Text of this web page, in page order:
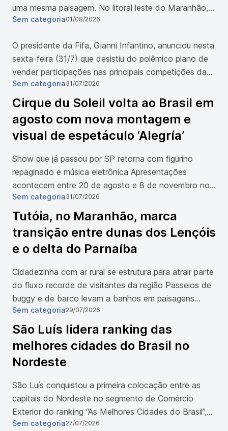
uma mesma paisagem. No litoral leste do Maranhão,
dentro dos limites do Parque Nacional dos Lençóis
pertence ao município de Barreirinhas e fica no
encontro do Rio Preguiças com o Oceano Atlântico.
Em 26 de julho de 2024, o parque foi declarado
Patrimônio […]
Sem categoria01/08/2026
O presidente da Fifa, Gianni Infantino, anunciou nesta
sexta-feira (31/7) que desistiu do polêmico plano de
vender participações nas principais competições da
entidade, após sofrer ampla oposição. Infantino disse
que ficou claro que o projeto havia “criado divisões” e
que “já não atendem ao interesse” de seu objetivo
original. O suíço acrescentou: “Como resultado, esta
proposta não seguirá adiante”. […]
Sem categoria31/07/2026
Cirque du Soleil volta ao Brasil em
agosto com nova montagem e
visual de espetáculo ‘Alegría’
Show que já passou por SP retorna com figurino
repaginado e música eletrônica Apresentações
acontecem entre 20 de agosto e 8 de novembro no
parque Villa-Lobos São Paulo A próxima atração do
circo mais famoso do mundo retrata a disputa pelo
poder com trapezistas, malabares, contorcionistas,
bambolês e trampolins. O tema de “Alegría […]
Sem categoria31/07/2026
Tutóia, no Maranhão, marca
transição entre dunas dos Lençóis
e o delta do Parnaíba
Cidadezinha com ar rural se estrutura para atrair parte
do fluxo recorde de visitantes da região Passeios de
buggy e de barco levam a banhos em paisagens
remotas e paradisíacas Tutóia (MA) Vista dos
coqueirais em Tutóia que mostra ainda algumas lagoas
e dunas Gabriel Justo Com os Lençóis
Maranhenses batendo recordes de visitantes, outras
cidades da […]
Sem categoria29/07/2026
São Luís lidera ranking das
melhores cidades do Brasil no
Nordeste
São Luís conquistou a primeira colocação entre as
capitais do Nordeste no segmento de Comércio
Exterior do ranking “As Melhores Cidades do Brasil”,
publicado pela revista Veja Negócios na edição de
Sem categoria27/07/2026